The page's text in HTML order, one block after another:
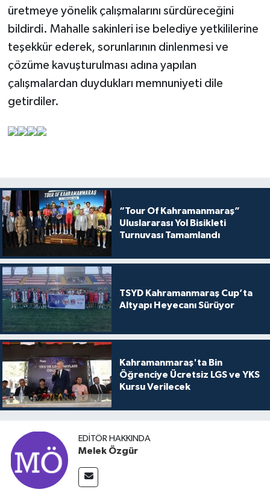
üretmeye yönelik çalışmalarını sürdüreceğini
bildirdi. Mahalle sakinleri ise belediye yetkililerine
teşekkür ederek, sorunlarının dinlenmesi ve
çözüme kavuşturulması adına yapılan
çalışmalardan duydukları memnuniyeti dile
getirdiler.
“Tour Of Kahramanmaraş”
Uluslararası Yol Bisikleti
Turnuvası Tamamlandı
TSYD Kahramanmaraş Cup’ta
Altyapı Heyecanı Sürüyor
Kahramanmaraş'ta Bin
Öğrenciye Ücretsiz LGS ve YKS
Kursu Verilecek
EDITÖR HAKKINDA
Melek Özgür